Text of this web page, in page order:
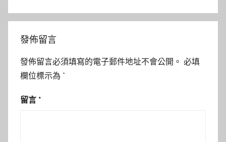
發佈留言
發佈留言必須填寫的電子郵件地址不會公開。 必填
欄位標示為 *
留言 *